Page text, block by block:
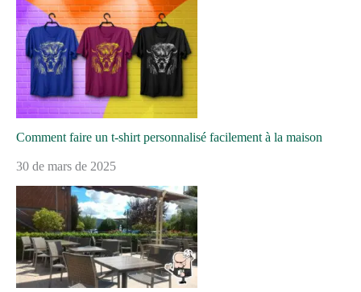
Comment faire un t-shirt personnalisé facilement à la maison
30 de mars de 2025